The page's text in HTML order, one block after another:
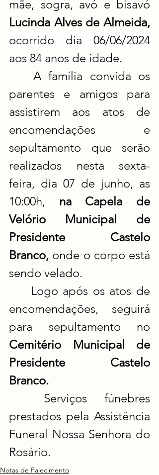
ocorrido dia 06/06/2024
aos 84 anos de idade.
parentes e amigos para
assistirem aos atos de
encomendações e
sepultamento que serão
realizados nesta sexta-
feira, dia 07 de junho, as
10:00h, na Capela de
Velório Municipal de
Presidente Castelo
Branco, onde o corpo está
sendo velado.
encomendações, seguirá
Cemitério Municipal de
Presidente Castelo
Branco.
prestados pela Assistência
Funeral Nossa Senhora do
Rosário.
Notas de Falecimento